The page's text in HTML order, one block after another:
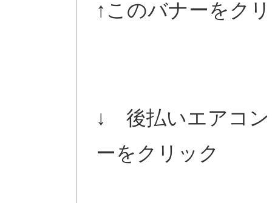
↑このバナーをク
↓ 後払いエアコン
ーをクリック